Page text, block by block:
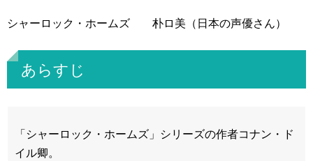
シャーロック・ホームズ 朴ロ美（日本の声優さん）
あらすじ
「シャーロック・ホームズ」シリーズの作者コナン・ド
イル卿。